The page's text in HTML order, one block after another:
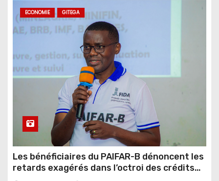
ECONOMIE GITEGA
Les bénéficiaires du PAIFAR-B dénoncent les
retards exagérés dans l’octroi des crédits